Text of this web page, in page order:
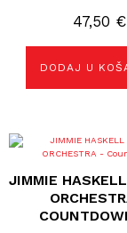
47,50 €
DODAJ U
JIMMIE